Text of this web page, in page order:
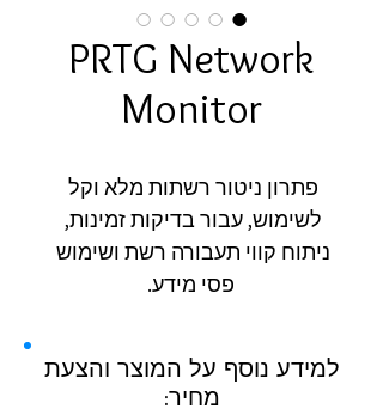
PRTG Network
Monitor
פתרון ניטור רשתות מלא וקל
לשימוש, עבור בדיקות זמינות,
ניתוח קווי תעבורה רשת ושימוש
פסי מידע.
למידע נוסף על המוצר והצעת
מחיר: